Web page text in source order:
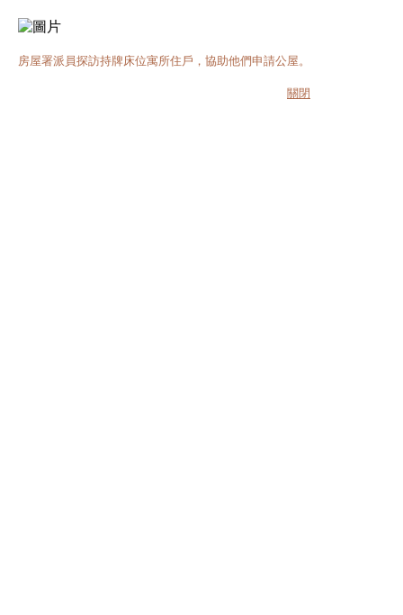
房屋署派員探訪持牌床位寓所住戶，協助他們申請公屋。
關閉